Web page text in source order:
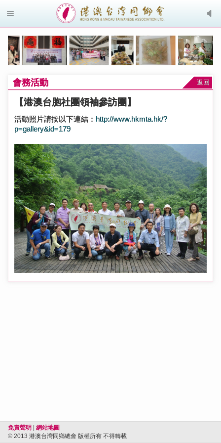
會務活動 返回
【港澳台胞社團領袖參訪團】
活動照片請按以下連結： http://www.hkmta.hk/?
p=gallery&id=179
免責聲明
網站地圖
© 2013 港澳台灣同鄉總會 版權所有 不得轉載